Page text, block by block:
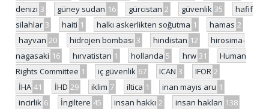
denizi 3 güney sudan 16 gürcistan 2 güvenlik 35
hafif
silahlar 3 haiti 1 halkı askerlikten soğutma 1 hamas 2
hayvan 20 hidrojen bombası 3 hindistan 12
hirosima-
nagasaki 16 hırvatistan 1 hollanda 5 hrw 31
Human
Rights Committee 1 iç güvenlik 67 ICAN 3 IFOR 2
İHA 41 İHD 29 iklim 7 iltica 1 inan mayıs aru 1
incirlik 6 İngiltere 45 insan hakkı 2 insan hakları 138